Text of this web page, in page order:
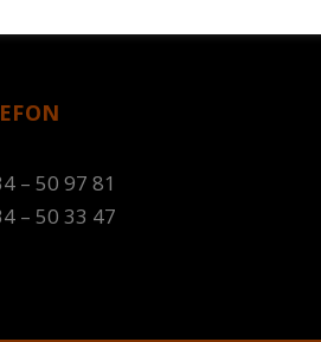
– 50 97 81
– 50 33 47